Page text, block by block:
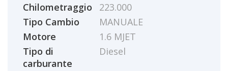
Chilometraggio
223.000
Tipo Cambio
MANUALE
Motore
1.6 MJET
Tipo di
carburante
Diesel